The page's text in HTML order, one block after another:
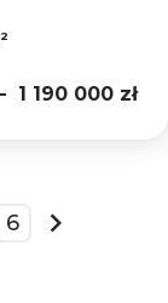
2
1 190 000 zł
6
next